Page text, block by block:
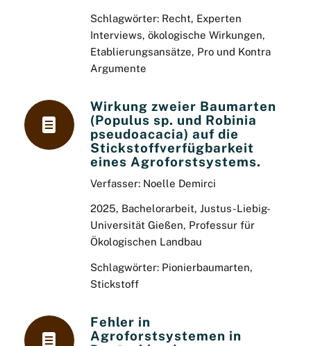
Schlagwörter: Recht, Experten
Interviews, ökologische Wirkungen,
Etablierungsansätze, Pro und Kontra
Argumente
Wirkung zweier Baumarten
(Populus sp. und Robinia
pseudoacacia) auf die
Stickstoffverfügbarkeit
eines Agroforstsystems.
Verfasser: Noelle Demirci
2025, Bachelorarbeit, Justus-Liebig-
Universität Gießen, Professur für
Ökologischen Landbau
Schlagwörter: Pionierbaumarten,
Stickstoff
Fehler in
Agroforstsystemen in